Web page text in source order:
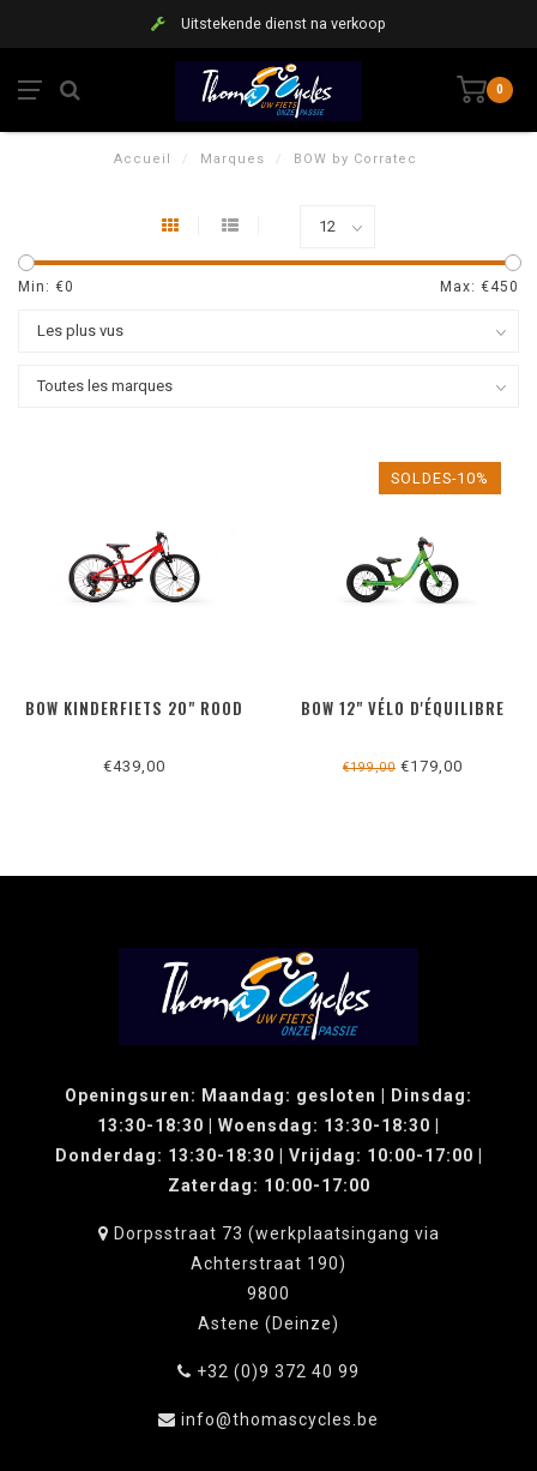
Uitstekende dienst na verkoop
0
Accueil / Marques / BOW by Corratec
Min: €0 Max: €450
BOW KINDERFIETS 20" ROOD
€439,00
SOLDES-10%
BOW 12" VÉLO D'ÉQUILIBRE
€199,00 €179,00
Openingsuren: Maandag: gesloten | Dinsdag:
13:30-18:30 | Woensdag: 13:30-18:30 |
Donderdag: 13:30-18:30 | Vrijdag: 10:00-17:00 |
Zaterdag: 10:00-17:00
Dorpsstraat 73 (werkplaatsingang via
Achterstraat 190)
9800
Astene (Deinze)
+32 (0)9 372 40 99
info@thomascycles.be